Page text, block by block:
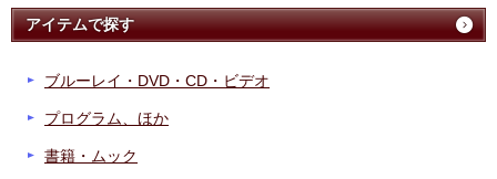
アイテムで探す
ブルーレイ・DVD・CD・ビデオ
プログラム、ほか
書籍・ムック